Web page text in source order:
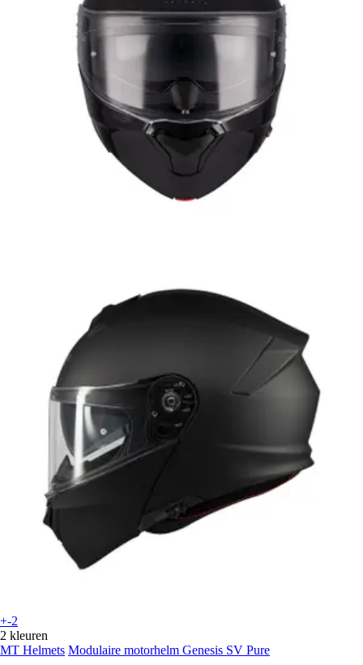
+-2
2 kleuren
MT Helmets Modulaire motorhelm Genesis SV Pure